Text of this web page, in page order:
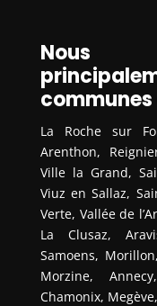
Nous
La Roche sur
Arenthon,
Ville la Grand,
Viuz en Sallaz,
Verte, Vallée de
La Clusaz,
Samoens,
Morzine,
Chamonix,